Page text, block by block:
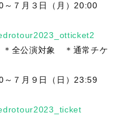
～７月３日（月）20:00
全公演対象 ＊通常チケ
～７月９日（日）23:59